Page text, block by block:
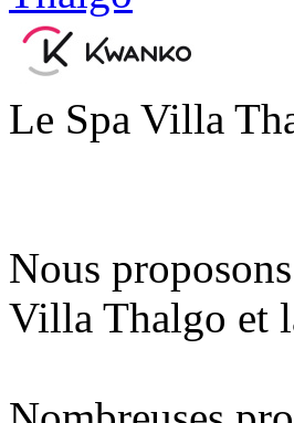
Le Spa Villa
Nous
Villa Thalgo et